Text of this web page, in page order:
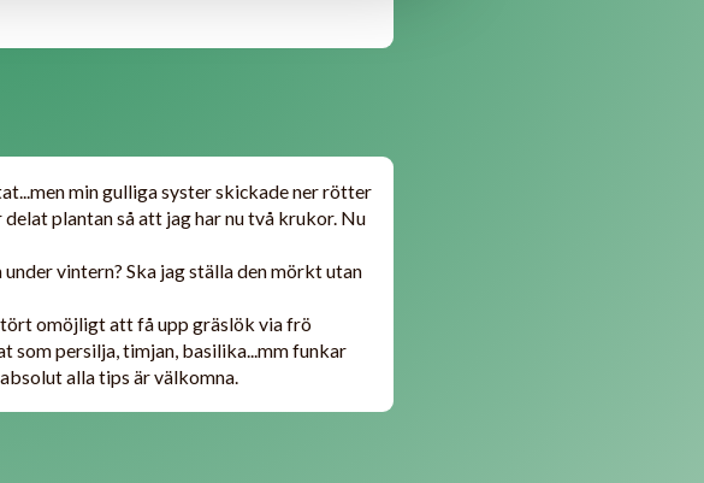
min gulliga syster skickade ner rötter
plantan så att jag har nu två krukor. Nu
vintern? Ska jag ställa den mörkt utan
omöjligt att få upp gräslök via frö
som persilja, timjan, basilika...mm funkar
alla tips är välkomna.